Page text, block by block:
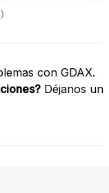
con GDAX.
Déjanos un